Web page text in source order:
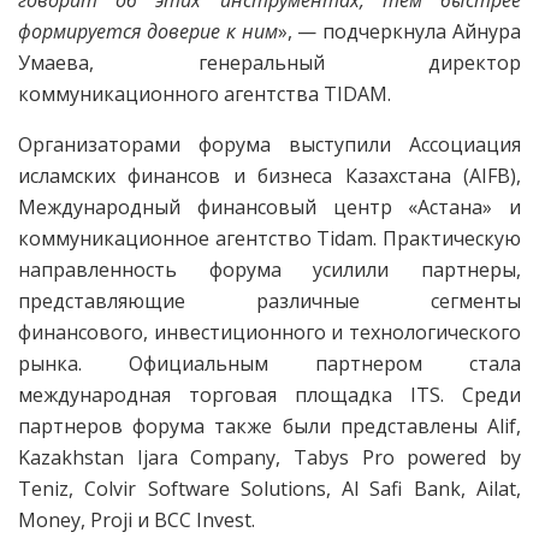
формируется доверие к ним», — подчеркнула Айнура
Умаева, генеральный директор
коммуникационного агентства TIDAM.
Организаторами форума выступили Ассоциация
исламских финансов и бизнеса Казахстана (AIFB),
Международный финансовый центр «Астана» и
коммуникационное агентство Tidam. Практическую
направленность форума усилили партнеры,
представляющие различные сегменты
финансового, инвестиционного и технологического
рынка. Официальным партнером стала
международная торговая площадка ITS. Среди
партнеров форума также были представлены Alif,
Kazakhstan Ijara Company, Tabys Pro powered by
Teniz, Colvir Software Solutions, Al Safi Bank, Ailat,
Money, Proji и BCC Invest.